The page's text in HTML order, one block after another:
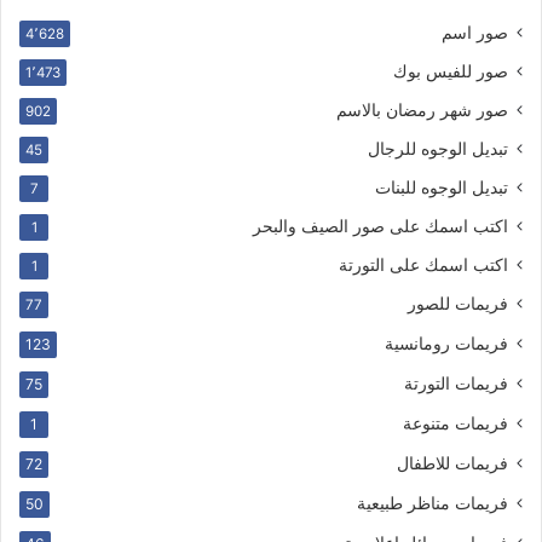
صور اسم 4٬628
صور للفيس بوك 1٬473
صور شهر رمضان بالاسم 902
تبديل الوجوه للرجال 45
تبديل الوجوه للبنات 7
اكتب اسمك على صور الصيف والبحر 1
اكتب اسمك على التورتة 1
فريمات للصور 77
فريمات رومانسية 123
فريمات التورتة 75
فريمات متنوعة 1
فريمات للاطفال 72
فريمات مناظر طبيعية 50